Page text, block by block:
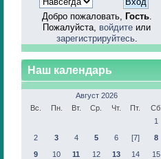
Добро пожаловать, Гость.
Пожалуйста, войдите или
зарегистрируйтесь.
Наш календарь
Август 2026
Вс.
Пн. Вт. Ср. Чт. Пт.
Сб.
1
2
3 4 5 6 [7]
8
9
10 11 12 13 14
15